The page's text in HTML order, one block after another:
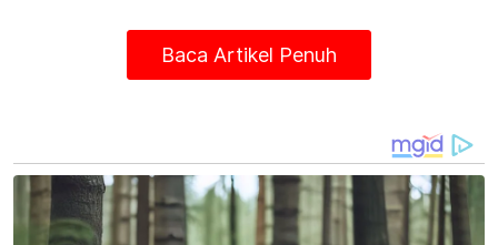
PN, PH dan parti pembangkang di bawah
satu panji adalah relevan dan dilihat formula
Baca Artikel Penuh